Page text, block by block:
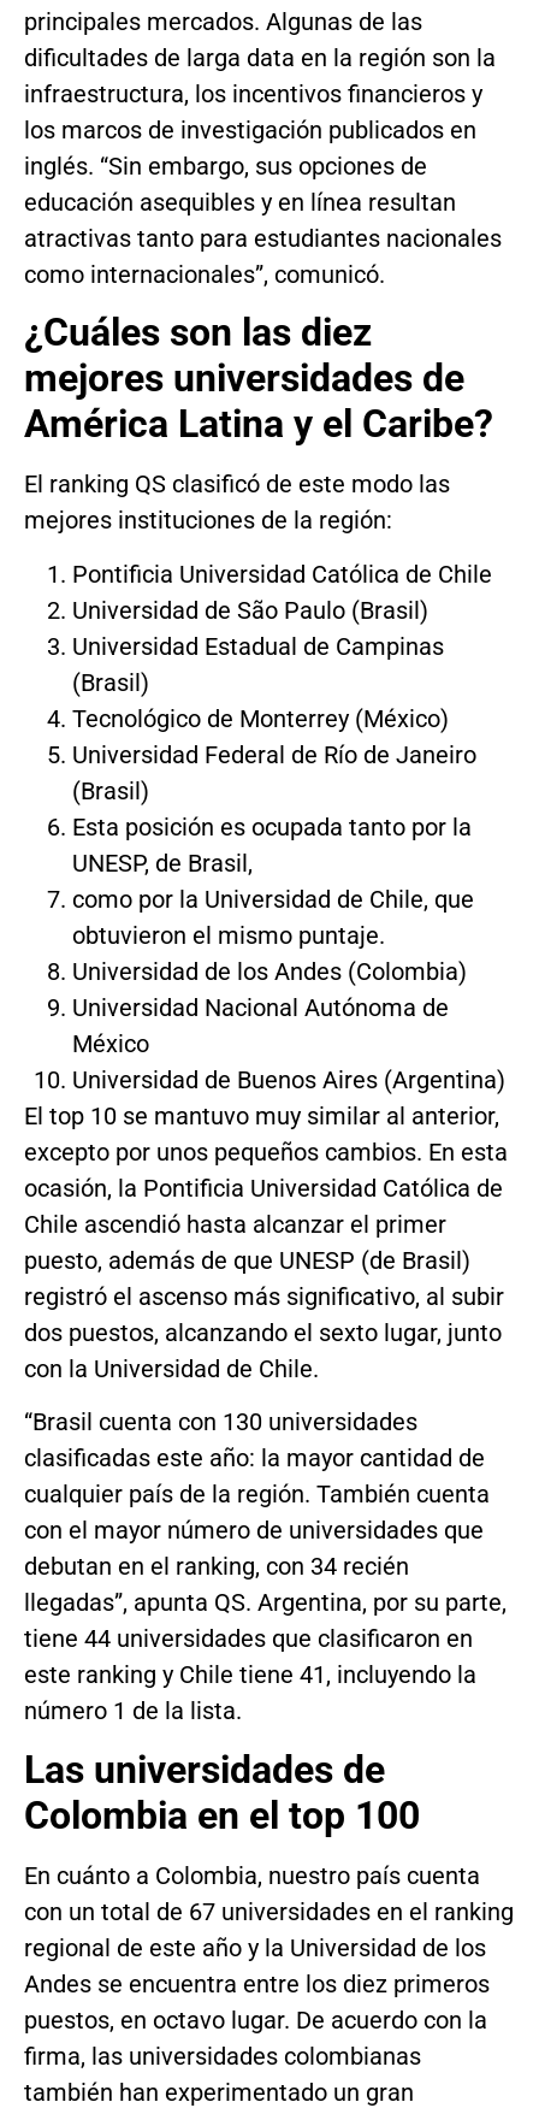
principales mercados. Algunas de las
dificultades de larga data en la región son la
infraestructura, los incentivos financieros y
los marcos de investigación publicados en
inglés. “Sin embargo, sus opciones de
educación asequibles y en línea resultan
atractivas tanto para estudiantes nacionales
como internacionales”, comunicó.
¿Cuáles son las diez
mejores universidades de
América Latina y el Caribe?
El ranking QS clasificó de este modo las
mejores instituciones de la región:
Pontificia Universidad Católica de Chile
Universidad de São Paulo (Brasil)
Universidad Estadual de Campinas
(Brasil)
Tecnológico de Monterrey (México)
Universidad Federal de Río de Janeiro
(Brasil)
Esta posición es ocupada tanto por la
UNESP, de Brasil,
como por la Universidad de Chile, que
obtuvieron el mismo puntaje.
Universidad de los Andes (Colombia)
Universidad Nacional Autónoma de
México
Universidad de Buenos Aires (Argentina)
El top 10 se mantuvo muy similar al anterior,
excepto por unos pequeños cambios. En esta
ocasión, la Pontificia Universidad Católica de
Chile ascendió hasta alcanzar el primer
puesto, además de que UNESP (de Brasil)
registró el ascenso más significativo, al subir
dos puestos, alcanzando el sexto lugar, junto
con la Universidad de Chile.
“Brasil cuenta con 130 universidades
clasificadas este año: la mayor cantidad de
cualquier país de la región. También cuenta
con el mayor número de universidades que
debutan en el ranking, con 34 recién
llegadas”, apunta QS. Argentina, por su parte,
tiene 44 universidades que clasificaron en
este ranking y Chile tiene 41, incluyendo la
número 1 de la lista.
Las universidades de
Colombia en el top 100
En cuánto a Colombia, nuestro país cuenta
con un total de 67 universidades en el ranking
regional de este año y la Universidad de los
Andes se encuentra entre los diez primeros
puestos, en octavo lugar. De acuerdo con la
firma, las universidades colombianas
también han experimentado un gran